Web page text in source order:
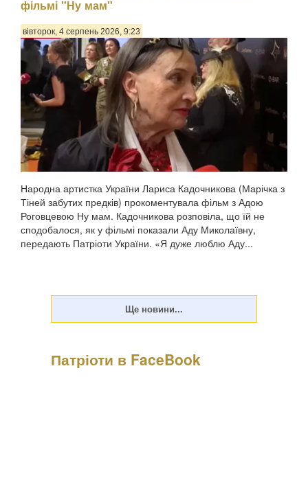
фільмі "Ну мам"
вівторок, 4 серпень 2026, 9:23
Народна артистка України Лариса Кадочникова (Марічка з
Тіней забутих предків) прокоментувала фільм з Адою
Роговцевою Ну мам. Кадочникова розповіла, що їй не
сподобалося, як у фільмі показали Аду Миколаївну,
передають Патріоти України. «Я дуже люблю Аду...
Патріоти в FaceBook